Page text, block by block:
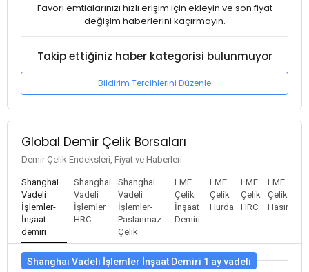
Favori emtialarınızı hızlı erişim için ekleyin ve son fiyat
değişim haberlerini kaçırmayın.
Takip ettiğiniz haber kategorisi bulunmuyor
Bildirim Tercihlerini Düzenle
Global Demir Çelik Borsaları
Demir Çelik Endeksleri, Fiyat ve Haberleri
Shanghai
Vadeli
İşlemler-
İnşaat
demiri
Shanghai
Vadeli
İşlemler
HRC
Shanghai
Vadeli
İşlemler-
Paslanmaz
Çelik
LME
Çelik
İnşaat
Demiri
LME
Çelik
Hurda
LME
Çelik
HRC
LME
Çelik
Hasır
Shanghai Vadeli İşlemler İnşaat Demiri 1 ay vadeli